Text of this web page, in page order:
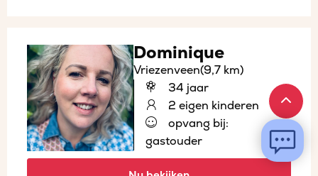
Dominique
Vriezenveen(9,7 km)
34 jaar
2 eigen kinderen
opvang bij:
gastouder